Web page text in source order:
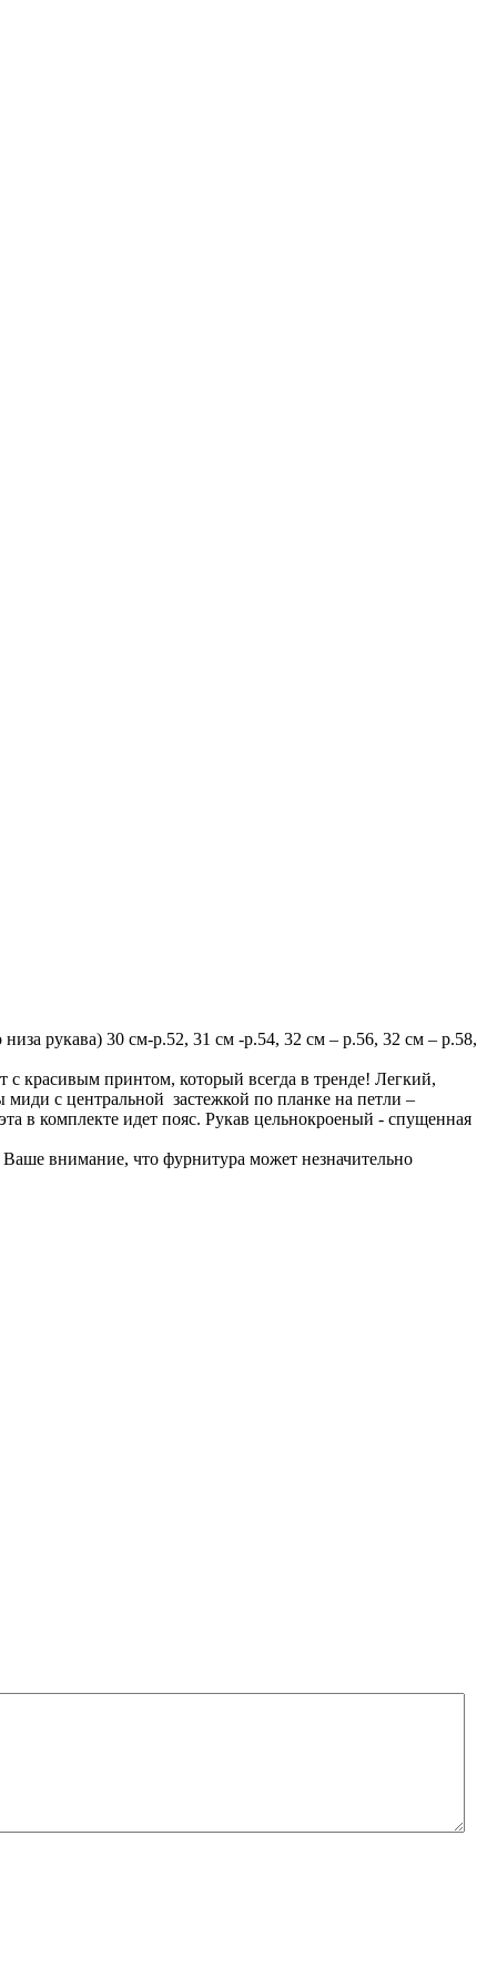
рукава) 30 см-р.52, 31 см -р.54, 32 см – р.56, 32 см – р.58,
красивым принтом, который всегда в тренде! Легкий,
с центральной застежкой по планке на петли –
в комплекте идет пояс. Рукав цельнокроеный - спущенная
внимание, что фурнитура может незначительно